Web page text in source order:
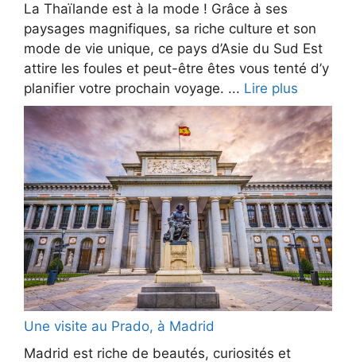
La Thaïlande est à la mode ! Grâce à ses
paysages magnifiques, sa riche culture et son
mode de vie unique, ce pays d’Asie du Sud Est
attire les foules et peut-être êtes vous tenté d’y
planifier votre prochain voyage. ... Lire plus
Une visite au Prado, à Madrid
Madrid est riche de beautés, curiosités et